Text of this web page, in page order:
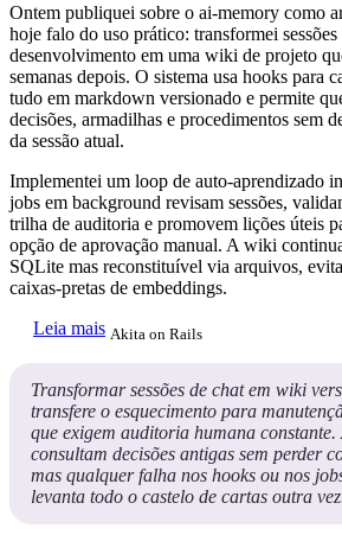
Ontem publiquei sobre o ai-memory como
hoje falo do uso prático: transformei sessões
desenvolvimento em uma wiki de projeto
semanas depois. O sistema usa hooks para
tudo em markdown versionado e permite
decisões, armadilhas e procedimentos sem
da sessão atual.
Implementei um loop de auto-aprendizado
jobs em background revisam sessões,
trilha de auditoria e promovem lições úteis
opção de aprovação manual. A wiki
SQLite mas reconstituível via arquivos,
caixas-pretas de embeddings.
Leia mais Akita on Rails
Transformar sessões de chat em wiki
transfere o esquecimento para
que exigem auditoria humana constante.
consultam decisões antigas sem perder
mas qualquer falha nos hooks ou nos
levanta todo o castelo de cartas outra